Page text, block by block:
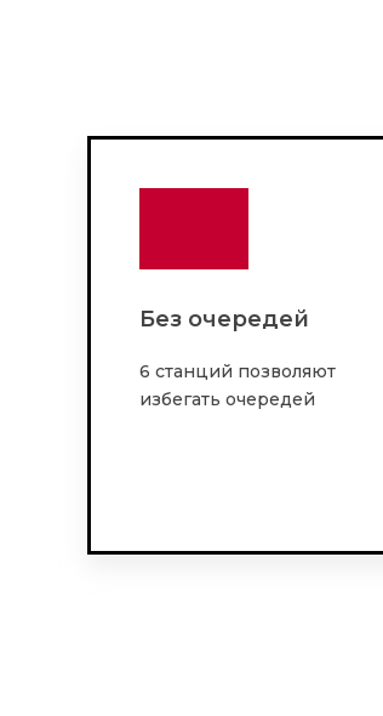
Без очередей
6 станций позволяют
избегать очередей